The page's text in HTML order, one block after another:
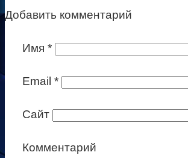
Добавить комментарий
Имя *
Email *
Сайт
Комментарий